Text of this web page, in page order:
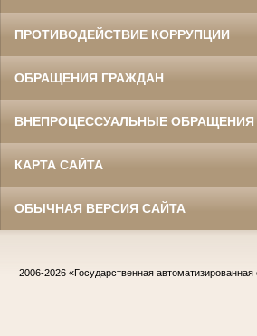
ПРОТИВОДЕЙСТВИЕ КОРРУПЦИИ
ОБРАЩЕНИЯ ГРАЖДАН
ВНЕПРОЦЕССУАЛЬНЫЕ ОБРАЩЕНИЯ
КАРТА САЙТА
ОБЫЧНАЯ ВЕРСИЯ САЙТА
2006-2026 «Государственная